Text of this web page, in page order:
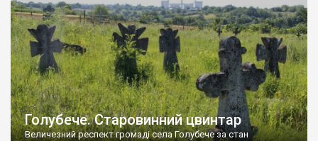
Голубече. Старовинний цвинтар
Величезний респект громаді села Голубече за стан